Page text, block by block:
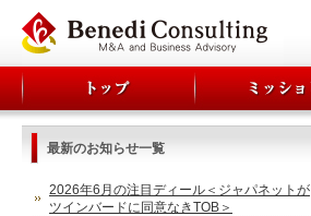
最新のお知らせ一覧
2026年6月の注目ディール＜ジャパネットが
ツインバードに同意なきTOB＞